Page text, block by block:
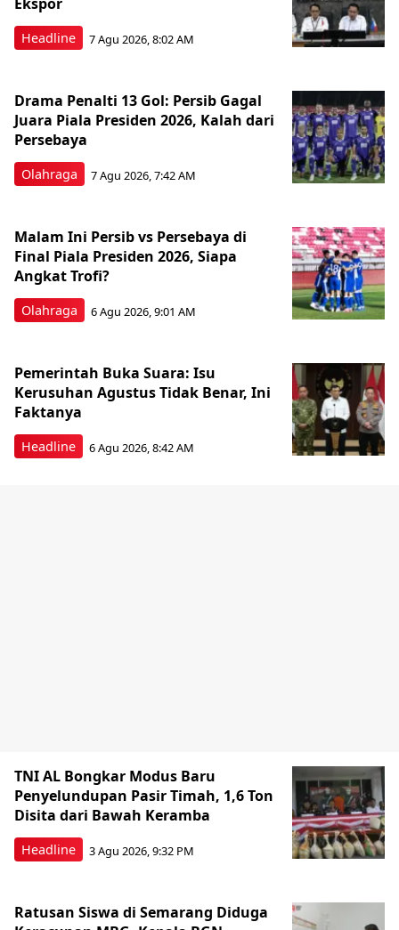
Headline 7 Agu 2026, 8:02 AM
Olahraga
Drama Penalti 13 Gol: Persib Gagal
Juara Piala Presiden 2026, Kalah dari
Persebaya
7 Agu 2026, 7:42 AM
Olahraga
Malam Ini Persib vs Persebaya di
Final Piala Presiden 2026, Siapa
Angkat Trofi?
6 Agu 2026, 9:01 AM
Headline
Pemerintah Buka Suara: Isu
Kerusuhan Agustus Tidak Benar, Ini
Faktanya
6 Agu 2026, 8:42 AM
Headline
TNI AL Bongkar Modus Baru
Penyelundupan Pasir Timah, 1,6 Ton
Disita dari Bawah Keramba
3 Agu 2026, 9:32 PM
Ratusan Siswa di Semarang Diduga